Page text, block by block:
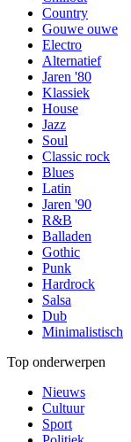
Country
Gouwe ouwe
Electro
Alternatief
Jaren '80
Klassiek
House
Jazz
Soul
Classic rock
Blues
Latin
Jaren '90
R&B
Balladen
Gothic
Punk
Hardrock
Salsa
Dub
Minimalistisch
Top onderwerpen
Nieuws
Cultuur
Sport